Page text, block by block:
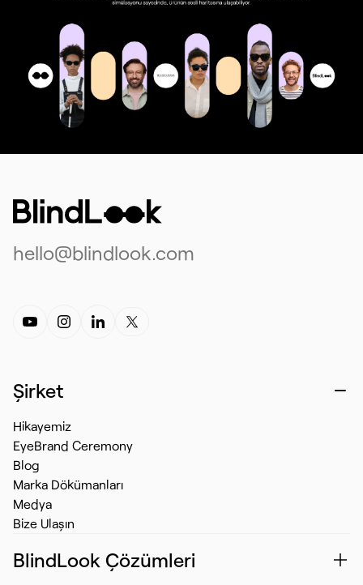
hello@blindlook.com
Şirket
Hikayemiz
EyeBrand Ceremony
Blog
Marka Dökümanları
Medya
Bize Ulaşın
BlindLook Çözümleri